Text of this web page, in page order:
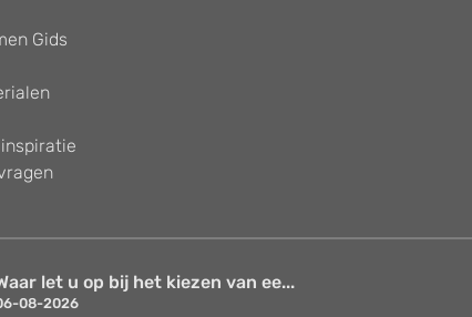
Gids
let u op bij het kiezen van ee...
08-2026